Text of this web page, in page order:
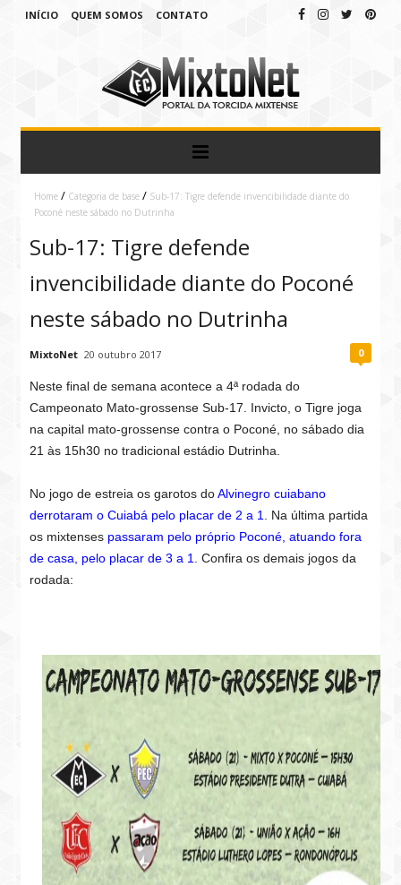
INÍCIO QUEM SOMOS CONTATO
Home / Categoria de base / Sub-17: Tigre defende invencibilidade diante do
Poconé neste sábado no Dutrinha
Sub-17: Tigre defende
invencibilidade diante do Poconé
neste sábado no Dutrinha
MixtoNet 20 outubro 2017 0
Neste final de semana acontece a 4ª rodada do
Campeonato Mato-grossense Sub-17. Invicto, o Tigre joga
na capital mato-grossense contra o Poconé, no sábado dia
21 às 15h30 no tradicional estádio Dutrinha.
No jogo de estreia os garotos doAlvinegro cuiabano
derrotaram o Cuiabá pelo placar de 2 a 1
. Na última partida
os mixtenses passaram pelo próprio Poconé, atuando fora
de casa, pelo placar de 3 a 1
.Confira os demais jogos da
rodada: